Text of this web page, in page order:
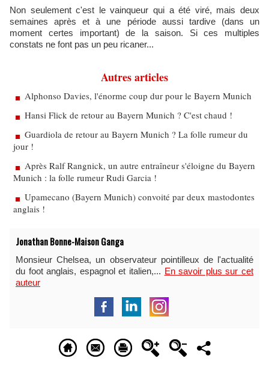
Non seulement c'est le vainqueur qui a été viré, mais deux
semaines après et à une période aussi tardive (dans un
moment certes important) de la saison. Si ces multiples
constats ne font pas un peu ricaner...
Autres articles
Alphonso Davies, l'énorme coup dur pour le Bayern Munich
Hansi Flick de retour au Bayern Munich ? C'est chaud !
Guardiola de retour au Bayern Munich ? La folle rumeur du
jour !
Après Ralf Rangnick, un autre entraîneur s'éloigne du Bayern
Munich : la folle rumeur Rudi Garcia !
Upamecano (Bayern Munich) convoité par deux mastodontes
anglais !
Jonathan Bonne-Maison Ganga
Monsieur Chelsea, un observateur pointilleux de l'actualité
du foot anglais, espagnol et italien,... En savoir plus sur cet
auteur